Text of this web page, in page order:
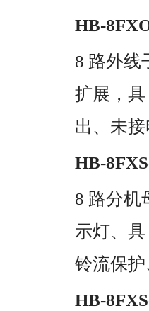
HB-
8 路外线
扩展，
出、未
HB-
8 路分机
示灯、
铃流保
HB-